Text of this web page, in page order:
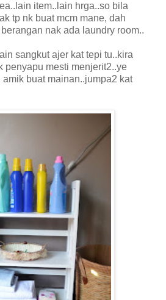
item..lain hrga..so bila
tp nk buat mcm mane, dah
nak ada laundry room..
sangkut ajer kat tepi tu..kira
penyapu mesti menjerit2..ye
buat mainan..jumpa2 kat